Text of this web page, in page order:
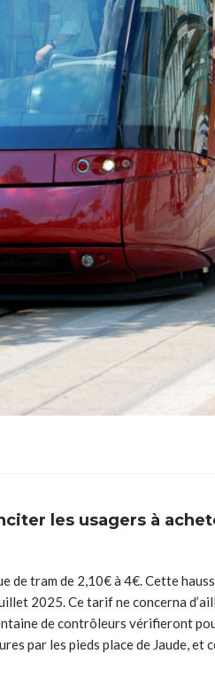
les usagers à
de tram de 2,10€ à 4€. Cette
2025. Ce tarif ne concerna
de contrôleurs vérifieront
par les pieds place de Jaude,